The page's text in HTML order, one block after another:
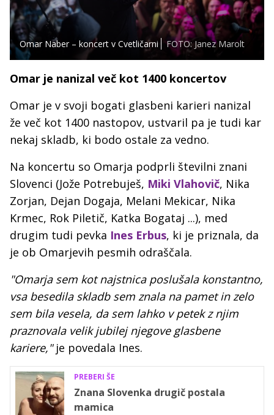
Omar Naber – koncert v Cvetličarni FOTO: Janez Marolt
Omar je nanizal več kot 1400 koncertov
Omar je v svoji bogati glasbeni karieri nanizal
že več kot 1400 nastopov, ustvaril pa je tudi kar
nekaj skladb, ki bodo ostale za vedno.
Na koncertu so Omarja podprli številni znani
Slovenci (Jože Potrebuješ, Miki Vlahovič, Nika
Zorjan, Dejan Dogaja, Melani Mekicar, Nika
Krmec, Rok Piletič, Katka Bogataj ...), med
drugim tudi pevka Ines Erbus, ki je priznala, da
je ob Omarjevih pesmih odraščala.
"Omarja sem kot najstnica poslušala konstantno,
vsa besedila skladb sem znala na pamet in zelo
sem bila vesela, da sem lahko v petek z njim
praznovala velik jubilej njegove glasbene
kariere,"je povedala Ines.
PREBERI ŠE
Znana Slovenka drugič postala
mamica